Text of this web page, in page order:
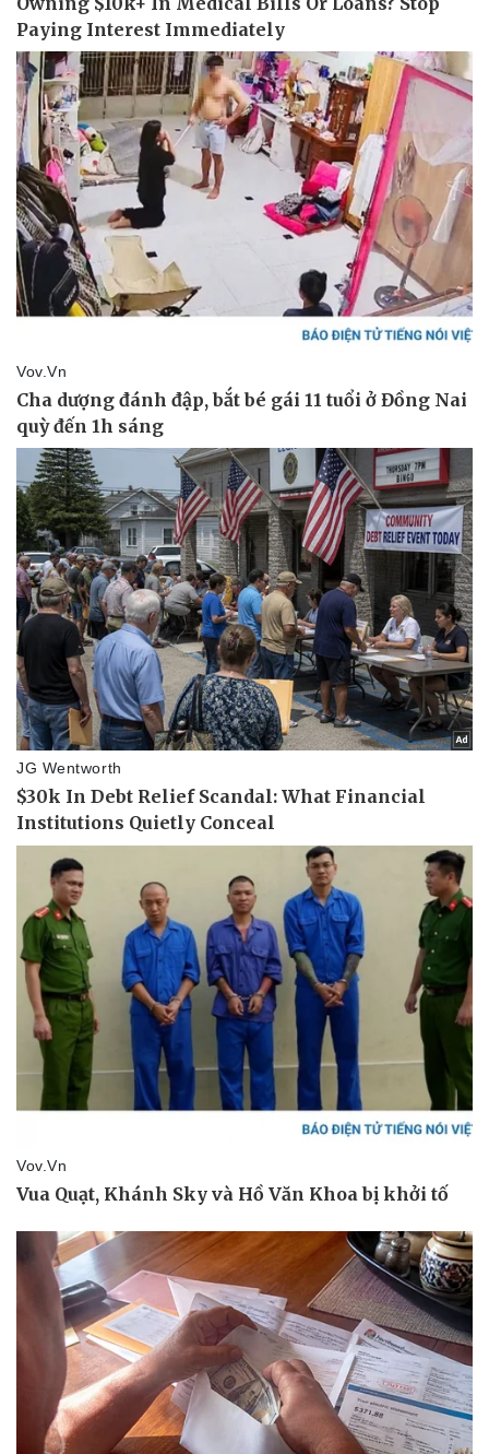
Pháp luật
Vụ án
Tin nóng
Tư vấn luật
Quân sự - Quốc phòng
Vũ khí
Việt Nam
Phân tích